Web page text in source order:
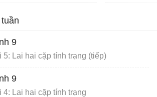
9
5: Lai hai cặp tính trạng (tiếp)
9
4: Lai hai cặp tính trạng